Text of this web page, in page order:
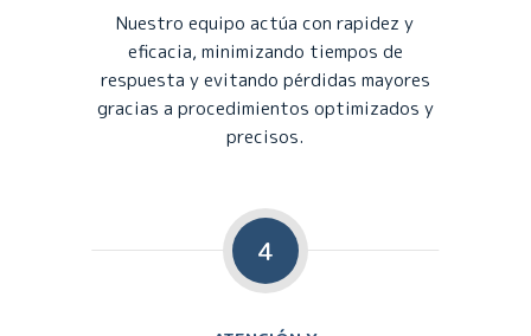
Nuestro equipo actúa con rapidez y
eficacia, minimizando tiempos de
respuesta y evitando pérdidas mayores
gracias a procedimientos optimizados y
precisos.
4